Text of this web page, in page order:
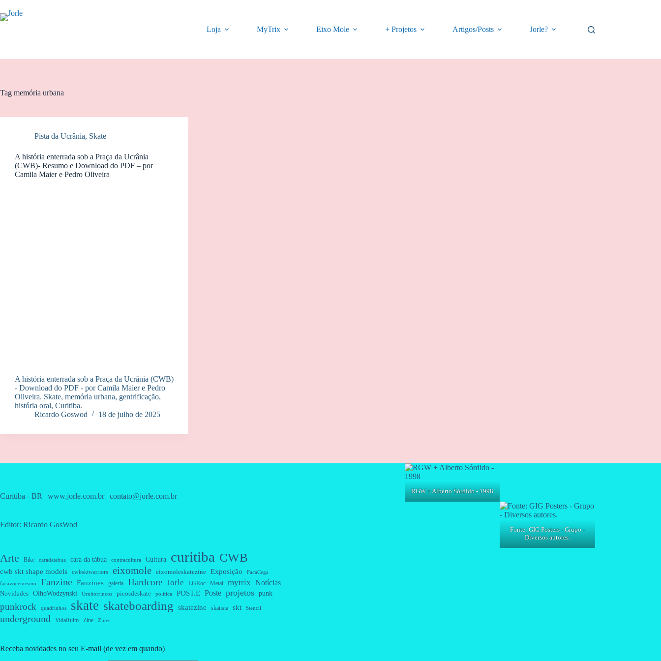
para
o
Loja MyTrix Eixo Mole + Projetos Artigos/Posts Jorle?
Tag memória urbana
Pista da Ucrânia, Skate
A história enterrada sob a Praça da Ucrânia
(CWB)- Resumo e Download do PDF – por
Camila Maier e Pedro Oliveira
A história enterrada sob a Praça da Ucrânia (CWB)
- Download do PDF - por Camila Maier e Pedro
Oliveira. Skate, memória urbana, gentrificação,
história oral, Curitiba.
Ricardo Goswod
18 de julho de 2025
Curitiba - BR | www.jorle.com.br | contato@jorle.com.br
Editor: Ricardo GosWod
Arte Bike caradatabua cara da tábua contracultura Cultura curitiba CWB
cwb skt shape models cwbsktwarriors eixomole eixomoleskatezine Exposição FacaCega
facavocemesmo Fanzine Fanzines galeria Hardcore Jorle LGRoc Metal mytrix Notícias
Novidades OlhoWodzynski Ornitorrincos picosdeskate política POST.E Poste projetos punk
punkrock quadrinhos skate skateboarding skatezine skatista skt Stencil
underground VidaRuim Zine Zines
Receba novidades no seu E-mail (de vez em quando)
RGW + Alberto Sórdido - 1998
Fonte: GIG Posters - Grupo -
Diversos autores.